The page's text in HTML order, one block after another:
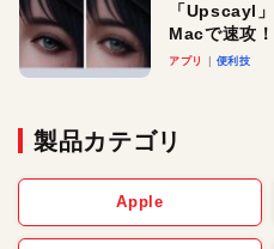
「Upscayl
Macで速攻
アプリ 便利技
製品カテゴリ
Apple